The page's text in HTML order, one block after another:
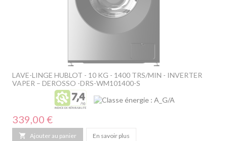
LAVE-LINGE HUBLOT - 10 KG - 1400 TRS/MIN - INVERTER
VAPER – DEROSSO -DRS-WM101400-S
Prix
339,00 €
 Ajouter au panier En savoir plus